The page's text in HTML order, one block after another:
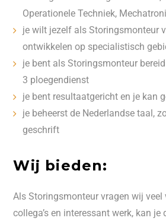
Operationele Techniek,
je wilt jezelf als Storingsmonteur
ontwikkelen op specialistisch
je bent als Storingsmonteur
3 ploegendienst
je bent resultaatgericht en je kan
je beheerst de Nederlandse taal,
geschrift
Wij bieden:
Als Storingsmonteur vragen wij veel
collega’s en interessant werk, kan je